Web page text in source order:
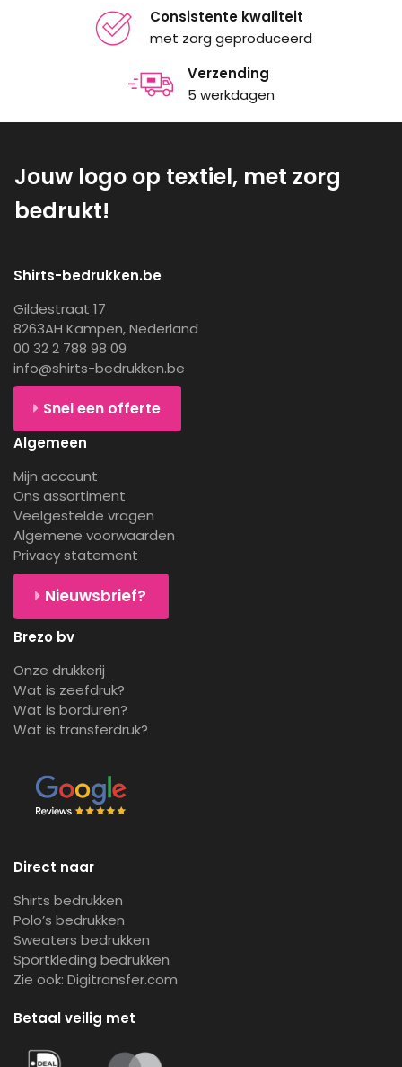
Consistente kwaliteit
met zorg geproduceerd
Verzending
5 werkdagen
Jouw logo op textiel, met zorg
bedrukt!
Shirts-bedrukken.be
Gildestraat 17
8263AH Kampen, Nederland
00 32 2 788 98 09
info@shirts-bedrukken.be
Snel een offerte
Algemeen
Mijn account
Ons assortiment
Veelgestelde vragen
Algemene voorwaarden
Privacy statement
Nieuwsbrief?
Brezo bv
Onze drukkerij
Wat is zeefdruk?
Wat is borduren?
Wat is transferdruk?
Direct naar
Shirts bedrukken
Polo’s bedrukken
Sweaters bedrukken
Sportkleding bedrukken
Zie ook: Digitransfer.com
Betaal veilig met